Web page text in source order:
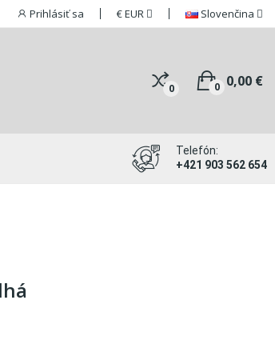
Prihlásiť sa €EUR Slovenčina
0 0,00 €
0
Telefón:
+421 903 562 654